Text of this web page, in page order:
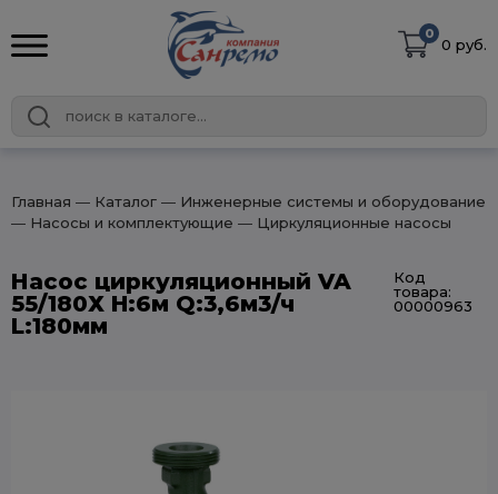
0
0 руб.
Главная ― Каталог ― Инженерные системы и оборудование
― Насосы и комплектующие ― Циркуляционные насосы
Насос циркуляционный VA
55/180Х H:6м Q:3,6м3/ч
L:180мм
Код
товара:
00000963